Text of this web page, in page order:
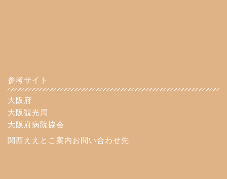
参考サイト
大阪府
大阪観光局
大阪府病院協会
関西ええとこ案内お問い合わせ先